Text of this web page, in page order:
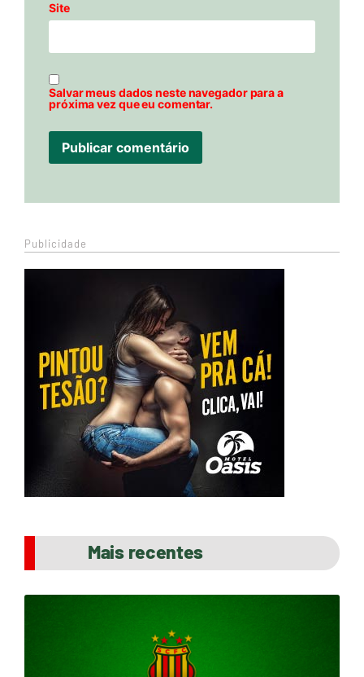
Site
Salvar meus dados neste navegador para a
próxima vez que eu comentar.
Publicidade
Mais recentes